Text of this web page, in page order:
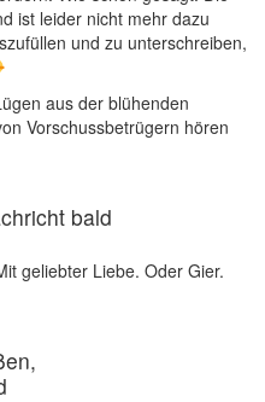
ist leider nicht mehr dazu
und zu unterschreiben,
aus der blühenden
Vorschussbetrügern hören
bald
geliebter Liebe. Oder Gier.